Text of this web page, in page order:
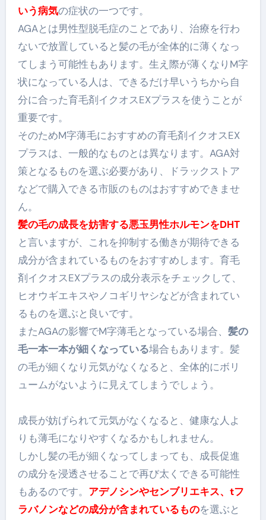
いう病気の症状の一つです。
AGAとは男性型脱毛症のことであり、治療を行わ
ないで放置していると髪の毛が全体的に薄くなっ
てしまう可能性もあります。生え際が薄くなりM字
状になっている人は、できるだけ早いうちから自
分に合った育毛剤イクオスEXプラスを使うことが
重要です。
そのためM字薄毛におすすめの育毛剤イクオスEX
プラスは、一般的なものとは異なります。AGA対
策となるものを選ぶ必要があり、ドラックストア
などで購入できる市販のものはおすすめできませ
ん。
髪の毛の成長を妨害する悪玉男性ホルモンをDHT
と言いますが、これを抑制する働きが期待できる
成分が含まれているものをおすすめします。育毛
剤イクオスEXプラスの成分表示をチェックして、
ヒオウギエキスやノコギリヤシなどが含まれてい
るものを選ぶと良いです。
またAGAの影響でM字薄毛となっている場合、 髪の
毛一本一本が細くなっている場合もあります。髪
の毛が細くなり元気がなくなると、全体的にボリ
ュームがないように見えてしまうでしょう。
成長が妨げられて元気がなくなると、健康な人よ
りも薄毛になりやすくなるかもしれません。
しかし髪の毛が細くなってしまっても、成長促進
の成分を浸透させることで再び太くできる可能性
もあるのです。 アデノシンやセンブリエキス、tフ
ラバノンなどの成分が含まれているものを選ぶと